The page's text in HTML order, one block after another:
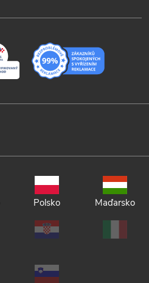
Polsko Maďarsko